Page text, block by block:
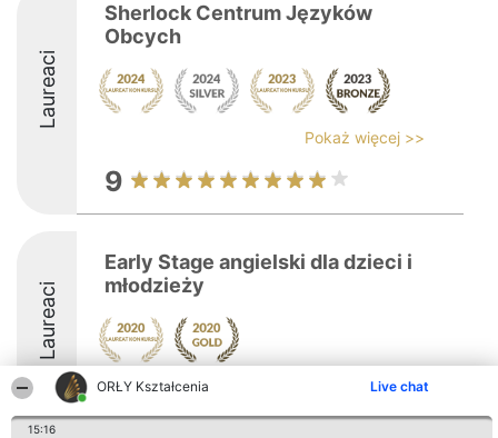
ORŁY Kształcenia Live chat
15:16
Laureaci
Sherlock Centrum Języków
Obcych
Pokaż więcej >>
9
Laureaci
Early Stage angielski dla dzieci i
młodzieży